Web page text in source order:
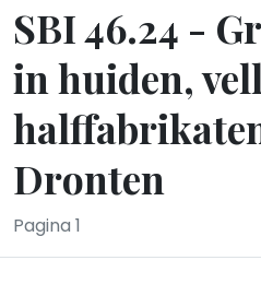
SBI 46.24 -
in huiden,
Dronten
Pagina 1